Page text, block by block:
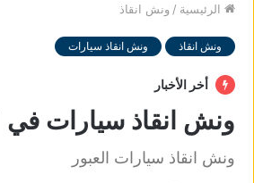
الرئيسية / ونش انقاذ
ونش انقاذ ونش انقاذ سيارات
أخر الأخبار
ونش انقاذ سيارات في
ونش انقاذ سيارات العبور